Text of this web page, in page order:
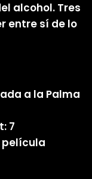
alcohol. Tres
entre sí de lo
a la Palma
7
película